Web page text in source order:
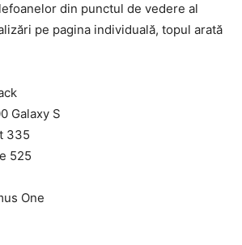
din punctul de vedere al
pe pagina individuală, topul arată
Galaxy S
335
525
One